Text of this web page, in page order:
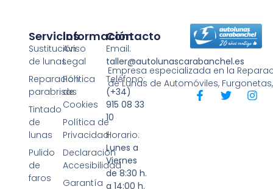
Empresa especializada en la
de Lunas de Automóviles,
Servicios
Sustitución
de lunas
Reparación
parabrisas
Tintado
de
lunas
Pulido
de
faros
Información
Aviso
Legal
Política
de
Cookies
Política de
Privacidad
Declaración
Accesibilidad
Garantía
Contacto
Email:
taller@autolunascarabanchel.es
Teléfono:
(+34)
915 08 33
10
Horario:
Lunes a
Viernes
de 8:30 h.
a 14:00 h.